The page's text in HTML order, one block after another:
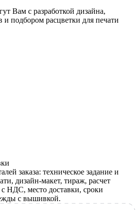
Вам с разработкой дизайна,
и подбором расцветки для печати
заказа: техническое задание и
дизайн-макет, тираж, расчет
с НДС, место доставки, сроки
с вышивкой.